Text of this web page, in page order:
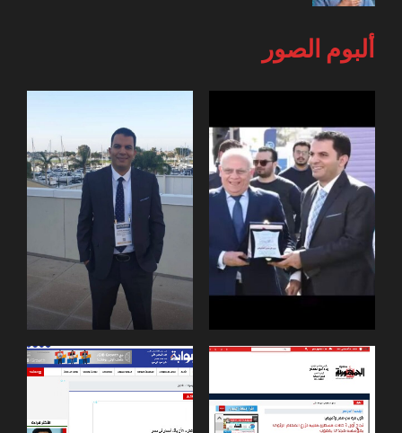
ألبوم الصور